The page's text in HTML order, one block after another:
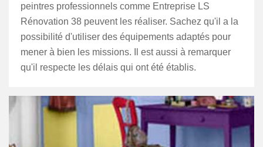
peintres professionnels comme Entreprise LS
Rénovation 38 peuvent les réaliser. Sachez qu'il a la
possibilité d'utiliser des équipements adaptés pour
mener à bien les missions. Il est aussi à remarquer
qu'il respecte les délais qui ont été établis.